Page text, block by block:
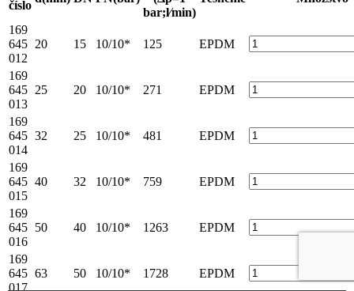
číslo
bar;l⁄min)
169
645
012
20 15 10/10* 125 EPDM
169
645
013
25 20 10/10* 271 EPDM
169
645
014
32 25 10/10* 481 EPDM
169
645
015
40 32 10/10* 759 EPDM
169
645
016
50 40 10/10* 1263 EPDM
169
645
017
63 50 10/10* 1728 EPDM